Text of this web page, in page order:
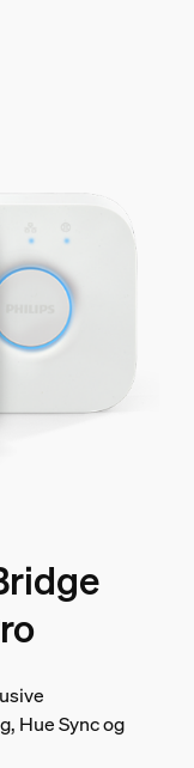
Hue Sync og